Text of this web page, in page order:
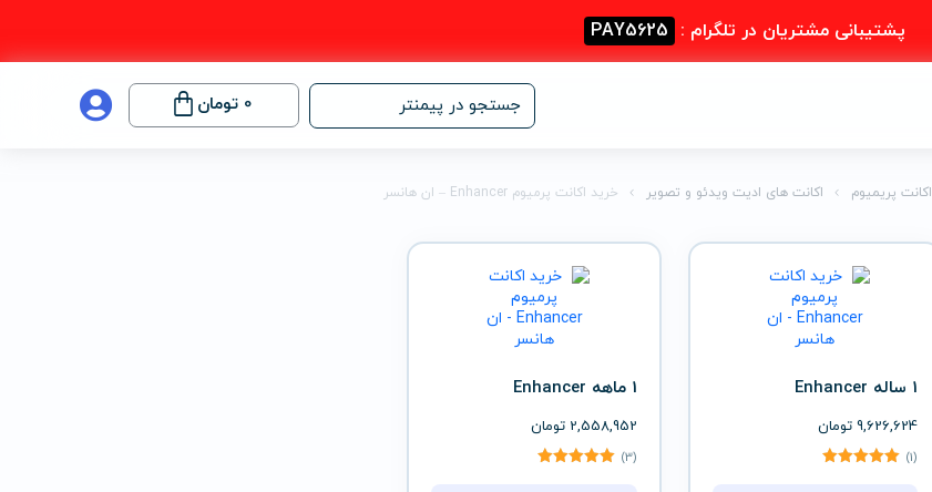
پشتیبانی مشتریان در تلگرام : PAY5625
جستجو در پیمنتر 0 تومان
اکانت پریمیوم اکانت های ادیت ویدئو و تصویر خرید اکانت پرمیوم Enhancer – ان هانسر
1 ساله Enhancer
9,626,624 تومان
(1)
1 ماهه Enhancer
2,558,952 تومان
(3)